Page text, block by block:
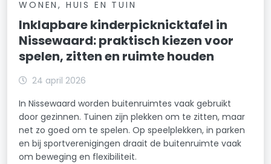
WONEN, HUIS EN TUIN
Inklapbare kinderpicknicktafel in
Nissewaard: praktisch kiezen voor
spelen, zitten en ruimte houden
24 april 2026
In Nissewaard worden buitenruimtes vaak gebruikt
door gezinnen. Tuinen zijn plekken om te zitten, maar
net zo goed om te spelen. Op speelplekken, in parken
en bij sportverenigingen draait de buitenruimte vaak
om beweging en flexibiliteit.